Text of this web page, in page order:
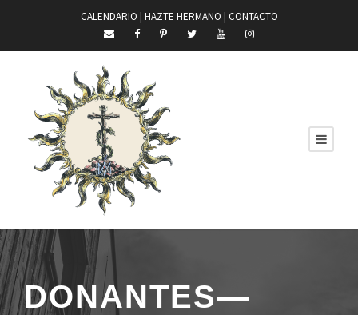
CALENDARIO | HAZTE HERMANO | CONTACTO
DONANTES—